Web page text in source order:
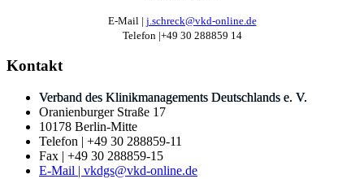
E-Mail | j.schreck@vkd-online.de
Telefon |+49 30 288859 14
Kontakt
Verband des Klinikmanagements Deutschlands e. V.
Oranienburger Straße 17
10178 Berlin-Mitte
Telefon | +49 30 288859-11
Fax | +49 30 288859-15
E-Mail | vkdgs@vkd-online.de